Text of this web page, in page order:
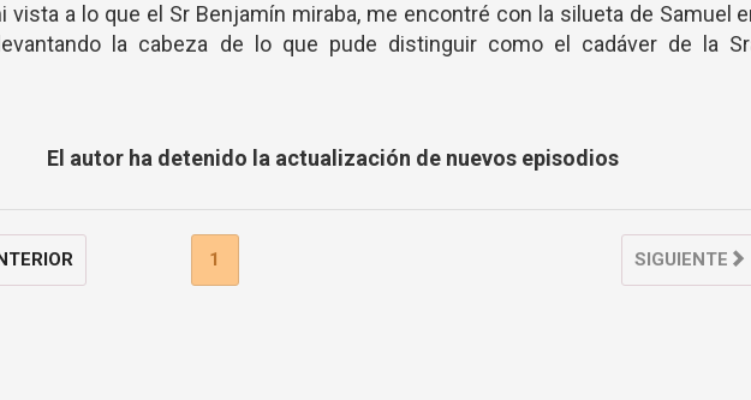
vista a lo que el Sr Benjamín miraba, me encontré con la silueta de Samuel
la cabeza de lo que pude distinguir como el cadáver de la
El autor ha detenido la actualización de nuevos episodios
1 SIGUIENTE